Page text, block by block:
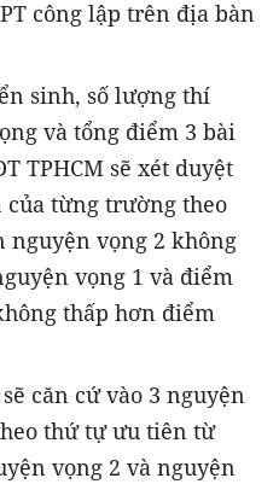
công lập trên địa bàn
sinh, số lượng thí
và tổng điểm 3 bài
TPHCM sẽ xét duyệt
của từng trường theo
nguyện vọng 2 không
vọng 1 và điểm
thấp hơn điểm
căn cứ vào 3 nguyện
thứ tự ưu tiên từ
vọng 2 và nguyện